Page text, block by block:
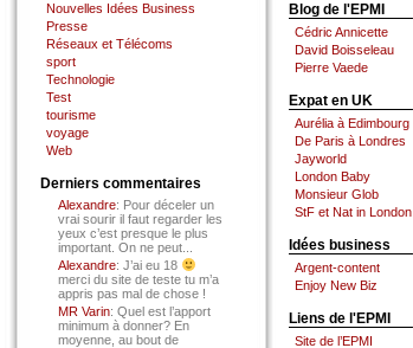
Nouvelles Idées Business
Presse
Réseaux et Télécoms
sport
Technologie
Test
tourisme
voyage
Web
Derniers commentaires
Alexandre: Pour déceler un
vrai sourir il faut regarder les
yeux c’est presque le plus
important. On ne peut...
Alexandre: J’ai eu 18
merci du site de teste tu m’a
appris pas mal de chose !
MR Varin: Quel est l’apport
minimum à donner? En
moyenne, au bout de
Blog de l'EPMI
Cédric Annicette
David Boisseleau
Pierre Vaede
Expat en UK
Aurélia à Edimbourg
De Paris à Londres
Jayworld
London Baby
Monsieur Glob
StF et Nat in London
Idées business
Argent-content
Enjoy New Biz
Liens de l'EPMI
Site de l’EPMI